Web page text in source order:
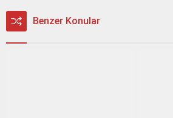
Benzer Konular